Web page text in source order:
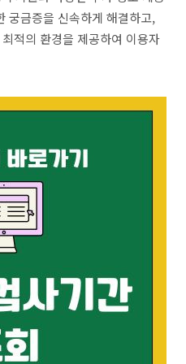
궁금증을 신속하게 해결하고,
적의 환경을 제공하여 이용자